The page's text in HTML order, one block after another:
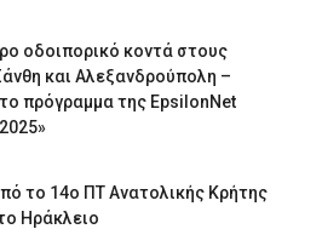
οδοιπορικό κοντά στους
και Αλεξανδρούπολη –
το πρόγραμμα της EpsilonNet
το 14ο ΠΤ Ανατολικής Κρήτης
Ηράκλειο